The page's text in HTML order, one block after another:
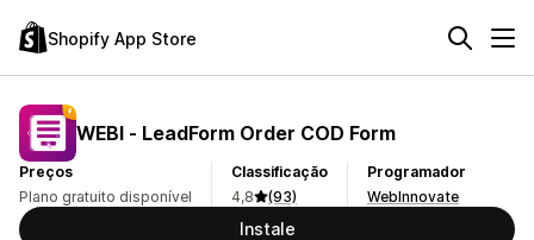
Shopify App Store
WEBI ‑ LeadForm Order COD Form
Preços
Plano gratuito disponível
Classificação
4,8
(93)
Programador
WebInnovate
Instale